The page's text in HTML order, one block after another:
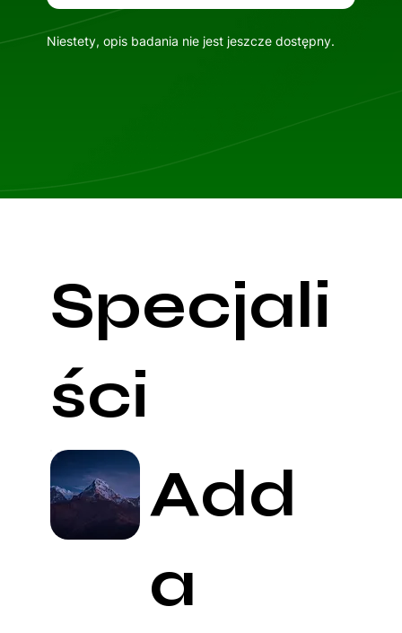
Niestety, opis badania nie jest jeszcze dostępny.
Specjali
ści
Add
a